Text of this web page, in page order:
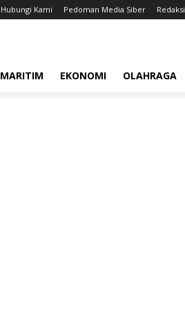
Hubungi Kami Pedoman Media Siber Redaksi
MARITIM EKONOMI OLAHRAGA